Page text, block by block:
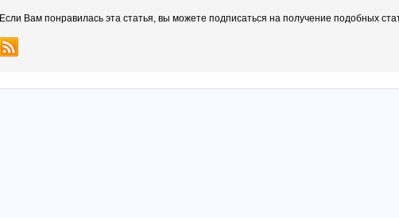
Если Вам понравилась эта статья, вы можете подписаться на получение подобных